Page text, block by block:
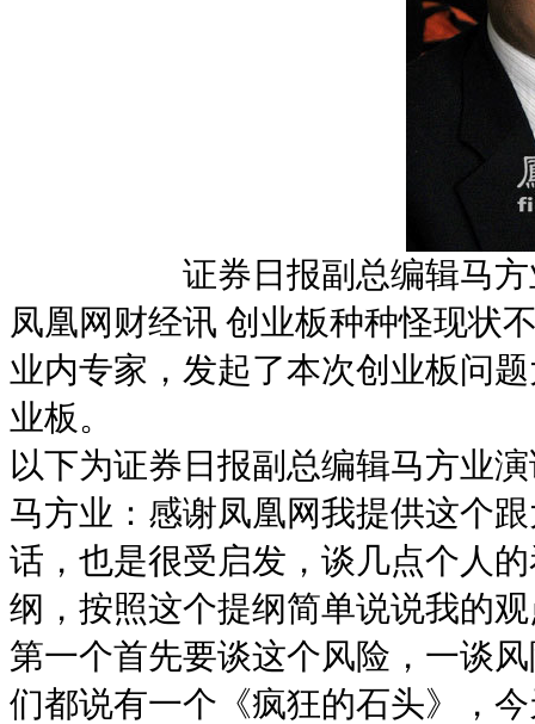
证券日报副总编辑马
凤凰网财经讯 创业板种种怪现状
业内专家，发起了本次创业板问
业板。
以下为证券日报副总编辑马方业
马方业：感谢凤凰网我提供这个
话，也是很受启发，谈几点个人
纲，按照这个提纲简单说说我的
第一个首先要谈这个风险，一谈
们都说有一个《疯狂的石头》，